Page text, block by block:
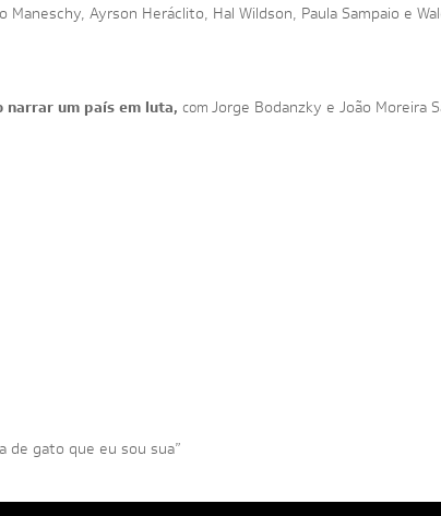
Maneschy, Ayrson Heráclito, Hal Wildson, Paula Sampaio e
narrar um país em luta, com Jorge Bodanzky e João Moreira
de gato que eu sou sua”